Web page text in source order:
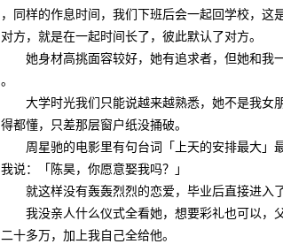
，同样的作息时间，我们下班后会一起回学校，这
对方，就是在一起时间长了，彼此默认了对方。
她身材高挑面容较好，她有追求者，但她和我
。
大学时光我们只能说越来越熟悉，她不是我女
得都懂，只差那层窗户纸没捅破。
周星驰的电影里有句台词「上天的安排最大」
我说：「陈昊，你愿意娶我吗？」
就这样没有轰轰烈烈的恋爱，毕业后直接进入了
我没亲人什么仪式全看她，想要彩礼也可以，
二十多万，加上我自己全给他。